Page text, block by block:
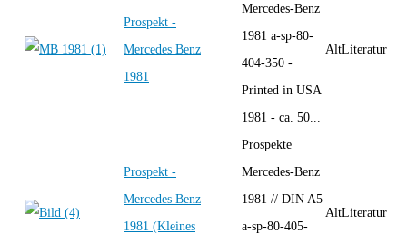
Prospekt -
Mercedes Benz
1981
Mercedes-Benz
1981 a-sp-80-
404-350 -
Printed in USA
1981 - ca. 50...
AltLiteratur
Prospekt -
Mercedes Benz
1981 (Kleines
Prospekte
Mercedes-Benz
1981 // DIN A5
a-sp-80-405-
AltLiteratur